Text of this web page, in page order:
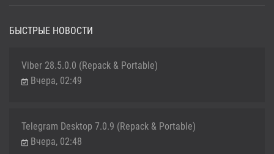
БЫСТРЫЕ НОВОСТИ
Viber 28.5.0.0 (Repack & Portable)
Вчера, 02:49
Telegram Desktop 7.0.9 (Repack & Portable)
Вчера, 02:48